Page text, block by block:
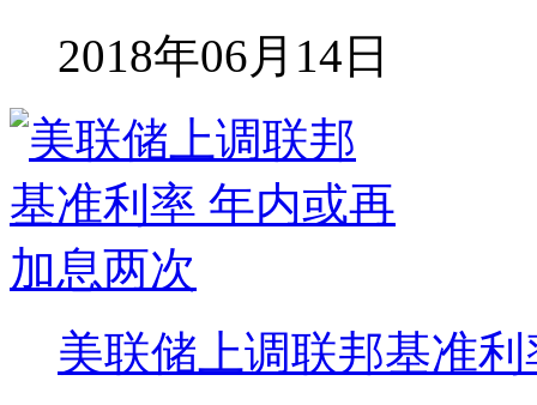
2018年06月14日
美联储上调联邦基准